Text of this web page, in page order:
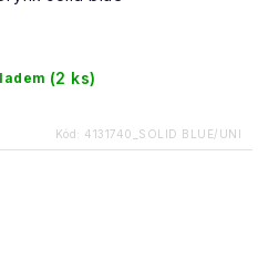
(2 ks)
Kód: 4131740_SOLID BLUE/UNI